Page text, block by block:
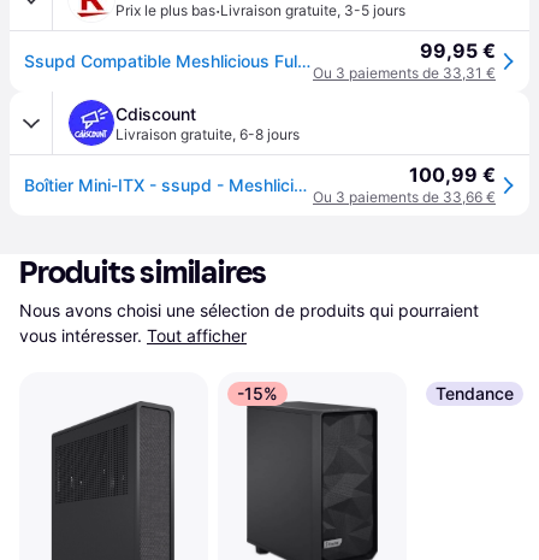
Prix le plus bas·Livraison gratuite, 3-5 jours
Ssupd Compatible Meshlicious Full Mesh Pcie 4.0 Edition Mini-itx Gehä 99,95 €
Ou 3 paiements de 33,31 €
Cdiscount
Livraison gratuite, 6-8 jours
Boîtier Mini-ITX - ssupd - Meshlicious Full Mesh - Blanc - PCIE 4.0 - Excellente ventilation 100,99 €
Ou 3 paiements de 33,66 €
Produits similaires
Nous avons choisi une sélection de produits qui pourraient
vous intéresser. Tout afficher
-15% Tendance